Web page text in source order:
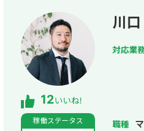
12いいね!
稼働ステータス
川
対応業
職種